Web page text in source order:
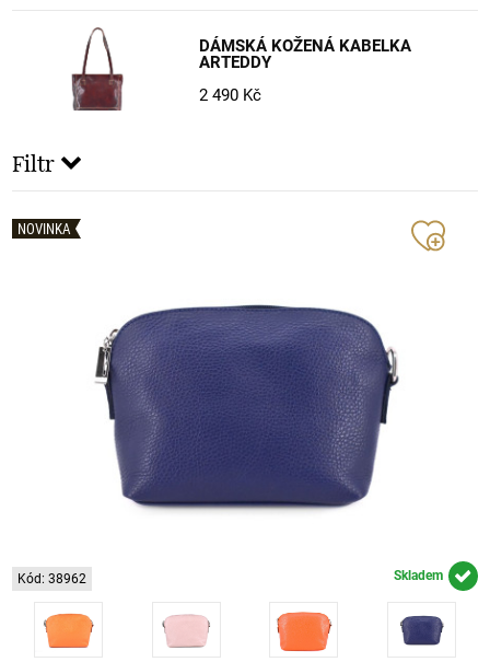
DÁMSKÁ KOŽENÁ KABELKA
ARTEDDY
2 490 Kč
Filtr
NOVINKA
Kód: 38962 Skladem